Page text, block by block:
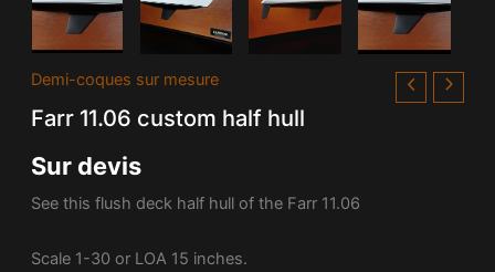
Demi-coques sur mesure
Farr 11.06 custom half hull
Sur devis
See this flush deck half hull of the Farr 11.06
Scale 1-30 or LOA 15 inches.